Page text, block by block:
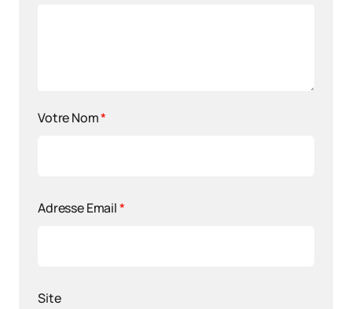
Votre Nom*
Adresse Email*
Site